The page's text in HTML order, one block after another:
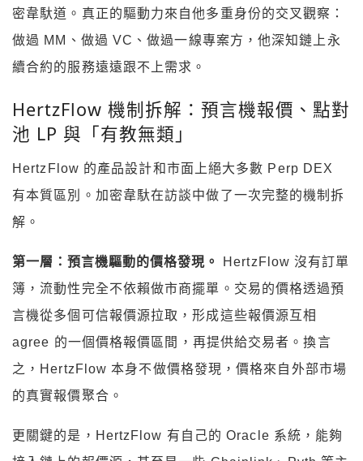
密韋馱道。真正的驅動力來自他多重身份的交叉觀察：
做過 MM、做過 VC、做過一線專案方，他深知鏈上永
續合約的服務遠遠跟不上需求。
HertzFlow 機制拆解：預言機報價、點對
池 LP 與「有教無類」
HertzFlow 的產品設計和市面上絕大多數 Perp DEX
有本質區別。加密韋馱在訪談中做了一次完整的機制拆
解。
第一層：預言機驅動的價格發現。
HertzFlow 沒有訂單
簿，流動性完全不依賴做市商擺單。交易的價格透過預
言機從多個可信報價源拉取，形成這些報價源互相
agree 的一個價格報價區間，再提供給交易者。換言
之，HertzFlow 本身不做價格發現，價格來自外部市場
的真實報價聚合。
更關鍵的是，HertzFlow 有自己的 Oracle 系統，能夠